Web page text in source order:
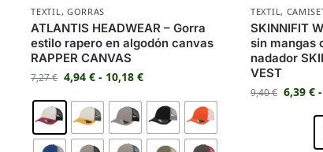
TEXTIL, GORRAS
ATLANTIS HEADWEAR – Gorra
estilo rapero en algodón canvas
RAPPER CANVAS
7,27€ 4,94€ - 10,18€
TEXTIL,
SKINNIFIT
sin mangas
nadador
VEST
9,40€ 6,39€ -